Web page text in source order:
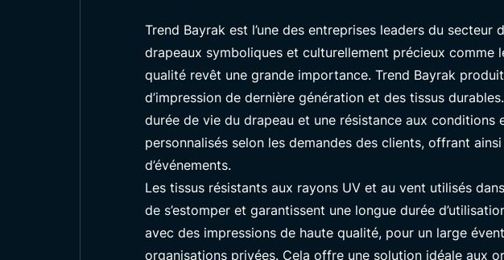
Trend Bayrak est l’une des entreprises leaders du
drapeaux symboliques et culturellement précieux comme
qualité revêt une grande importance. Trend Bayrak
d’impression de dernière génération et des tissus
durée de vie du drapeau et une résistance aux
personnalisés selon les demandes des clients, offrant
d’événements.
Les tissus résistants aux rayons UV et au vent utilisés
de s’estomper et garantissent une longue durée
avec des impressions de haute qualité, pour un large
organisations privées. Cela offre une solution idéale aux